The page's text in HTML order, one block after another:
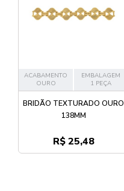
ACABAMENTO
OURO
EMBALAGEM
1 PEÇA
BRIDÃO TEXTURADO OURO
138MM
R$ 25,48